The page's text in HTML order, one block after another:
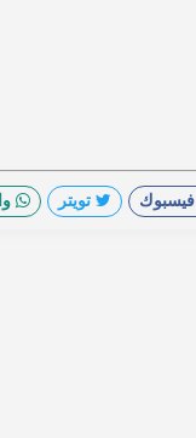
فيسبوك تويتر